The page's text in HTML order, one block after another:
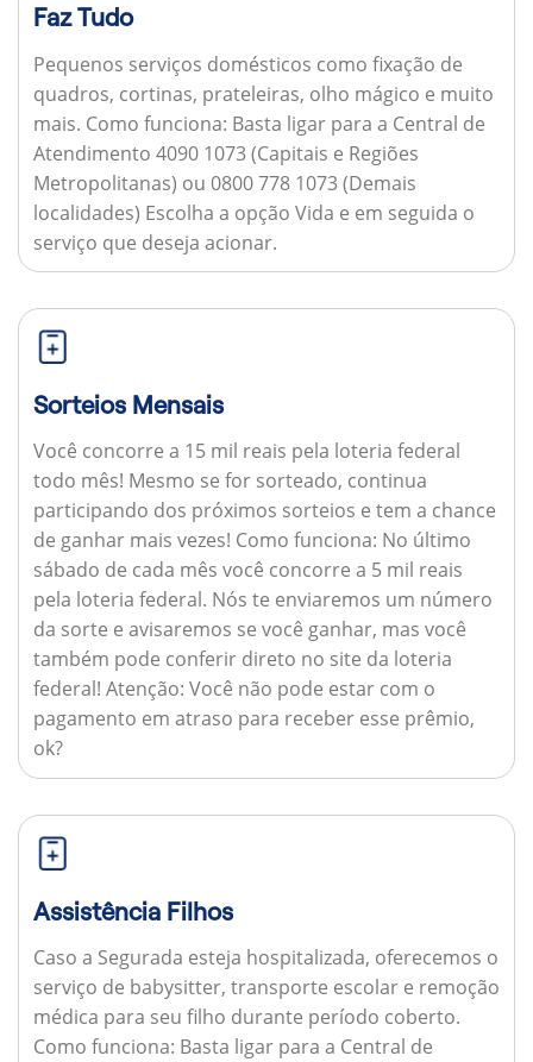
Faz Tudo
Pequenos serviços domésticos como fixação de
quadros, cortinas, prateleiras, olho mágico e muito
mais. Como funciona: Basta ligar para a Central de
Atendimento 4090 1073 (Capitais e Regiões
Metropolitanas) ou 0800 778 1073 (Demais
localidades) Escolha a opção Vida e em seguida o
serviço que deseja acionar.
Sorteios Mensais
Você concorre a 15 mil reais pela loteria federal
todo mês! Mesmo se for sorteado, continua
participando dos próximos sorteios e tem a chance
de ganhar mais vezes! Como funciona: No último
sábado de cada mês você concorre a 5 mil reais
pela loteria federal. Nós te enviaremos um número
da sorte e avisaremos se você ganhar, mas você
também pode conferir direto no site da loteria
federal! Atenção: Você não pode estar com o
pagamento em atraso para receber esse prêmio,
ok?
Assistência Filhos
Caso a Segurada esteja hospitalizada, oferecemos o
serviço de babysitter, transporte escolar e remoção
médica para seu filho durante período coberto.
Como funciona: Basta ligar para a Central de